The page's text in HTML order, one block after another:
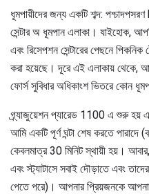
ধূমপায়ীদের জন্য একটি শব্দ:
সেন্টার অ ধূমপান এলাকা। যাইহোক,
এবং রিসেপশন সেন্টারের পেছনে পিকনিক
করা হয়েছে। দূরে এই এলাকায় থেকে,
ফোর্স সুবিধার অধিকাংশ ভিতরে কোন
গ্র্যাজুয়েশন প্যারেড 1100 এ শুরু হয়
আমি একটি পূর্ণ ঘন্টা শেষ করতে
কেবলমাত্র 30 মিনিট স্থায়ী হয়।
এবং স্ট্যাটাসে সবাই দৌড়াতে এবং
পেতে পরে)। আপনার প্রিয়জনকে আপনার